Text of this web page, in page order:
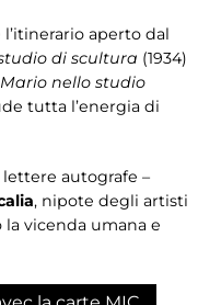
aperto dal
di scultura (1934)
Mario nello studio
tutta l’energia di
lettere autografe –
, nipote degli artisti
vicenda umana e